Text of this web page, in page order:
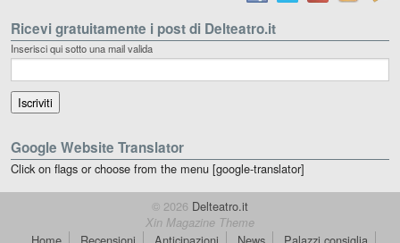
Ricevi gratuitamente i post di Delteatro.it
Inserisci qui sotto una mail valida
Google Website Translator
Click on flags or choose from the menu [google-translator]
© 2026 Delteatro.it
Xin Magazine Theme